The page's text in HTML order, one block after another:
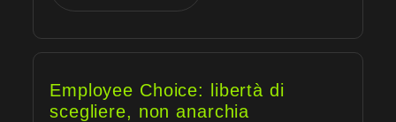
Employee Choice: libertà di
scegliere, non anarchia